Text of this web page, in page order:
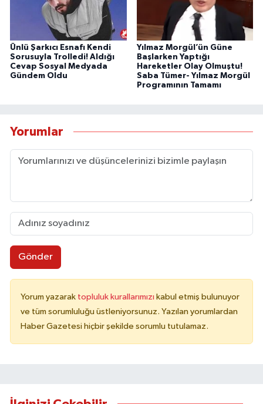
Ünlü Şarkıcı Esnafı Kendi
Sorusuyla Trolledi! Aldığı
Cevap Sosyal Medyada
Gündem Oldu
Yılmaz Morgül’ün Güne
Başlarken Yaptığı
Hareketler Olay Olmuştu!
Saba Tümer- Yılmaz Morgül
Programının Tamamı
Yorumlar
Gönder
Yorum yazarak topluluk kurallarımızı kabul etmiş bulunuyor
ve tüm sorumluluğu üstleniyorsunuz. Yazılan yorumlardan
Haber Gazetesi hiçbir şekilde sorumlu tutulamaz.